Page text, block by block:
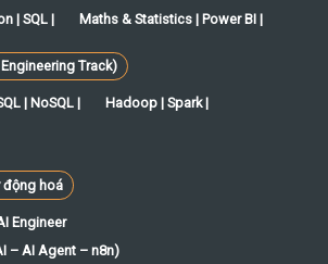
| SQL | Maths & Statistics | Power BI |
Track)
| NoSQL | Hadoop | Spark |
động hoá
Engineer
– AI Agent – n8n)